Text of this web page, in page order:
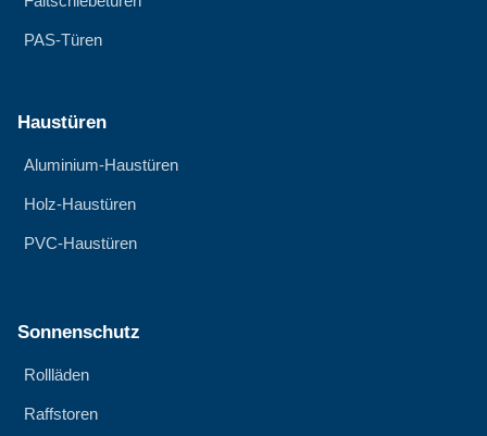
PAS-Türen
Haustüren
Aluminium-Haustüren
Holz-Haustüren
PVC-Haustüren
Sonnenschutz
Rollläden
Raffstoren